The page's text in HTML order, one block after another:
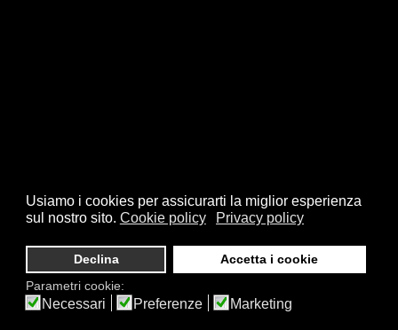
Usiamo i cookies per assicurarti la miglior esperienza
sul nostro sito. Cookie policy Privacy policy
Declina
Accetta i cookie
Parametri cookie:
Necessari Preferenze Marketing